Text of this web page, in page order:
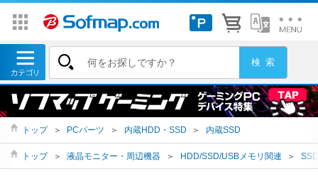
トップ ＞ PCパーツ ＞ 内蔵HDD・SSD ＞ 内蔵SSD
トップ ＞ 液晶モニター・周辺機器 ＞ HDD/SSD/USBメモリ関連 ＞ SSD